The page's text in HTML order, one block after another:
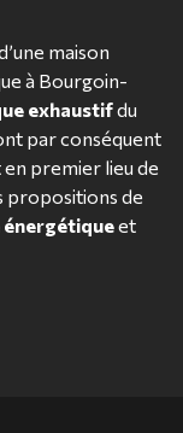
maison
à Bourgoin-
exhaustifdu
par conséquent
en premier lieu de
propositions de
énergétiqueet